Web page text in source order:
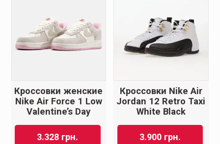
Кроссовки женские
Nike Air Force 1 Low
Valentine’s Day
3.328 грн.
Кроссовки Nike Air
Jordan 12 Retro Taxi
White Black
3.900 грн.